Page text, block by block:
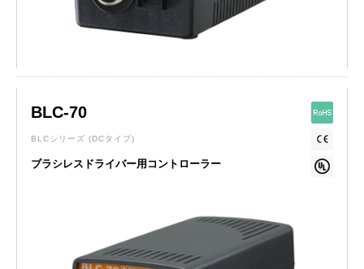
BLC-70
BLCシリーズ (DCタイプ)
ブラシレスドライバー用コントローラー